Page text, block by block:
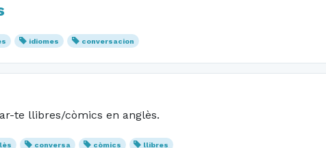
idiomes conversacion
te llibres/còmics en anglès.
conversa còmics llibres